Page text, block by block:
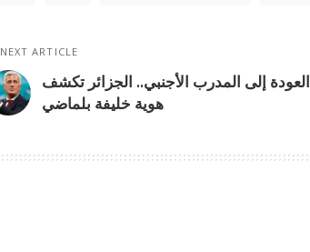
NEXT ARTICLE
العودة إلى المدرب الأجنبي.. الجزائر تكشف
هوية خليفة بلماضي